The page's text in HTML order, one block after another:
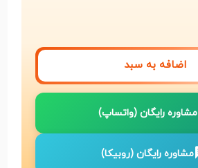
اضافه به سبد
مشاوره رایگان (واتساپ)
مشاوره رایگان (روبیکا)